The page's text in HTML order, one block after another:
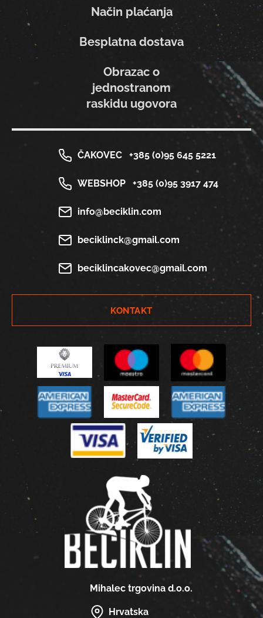
Mihalec trgovina d.o.o.
Hrvatska
Način plaćanja
Besplatna dostava
Obrazac o
jednostranom
raskidu ugovora
ČAKOVEC +385 (0)95 645 5221
WEBSHOP +385 (0)95 3917 474
info@beciklin.com
beciklinck@gmail.com
beciklincakovec@gmail.com
KONTAKT